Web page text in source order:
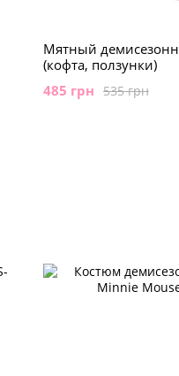
Мятный
(кофта, ползунки)
535 грн
485 грн